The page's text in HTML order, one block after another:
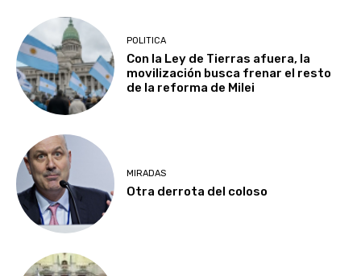
POLITICA
Con la Ley de Tierras afuera, la
movilización busca frenar el resto
de la reforma de Milei
MIRADAS
Otra derrota del coloso